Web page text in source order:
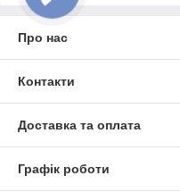
Про нас
Контакти
Доставка та оплата
Графік роботи